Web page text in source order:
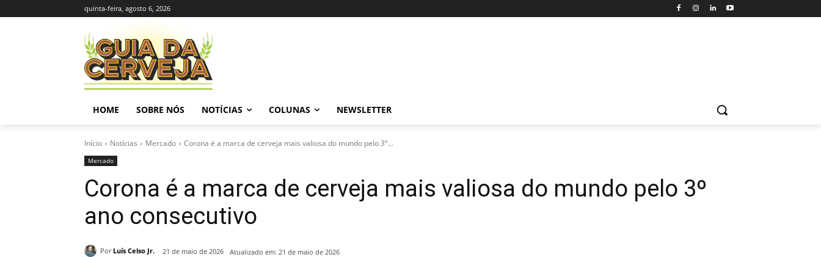
quinta-feira, agosto 6, 2026
HOME SOBRE NÓS NOTÍCIAS COLUNAS NEWSLETTER
Início Notícias Mercado Corona é a marca de cerveja mais valiosa do mundo pelo 3º...
Mercado
Corona é a marca de cerveja mais valiosa do mundo pelo 3º
ano consecutivo
Por Luís Celso Jr. 21 de maio de 2026 Atualizado em: 21 de maio de 2026